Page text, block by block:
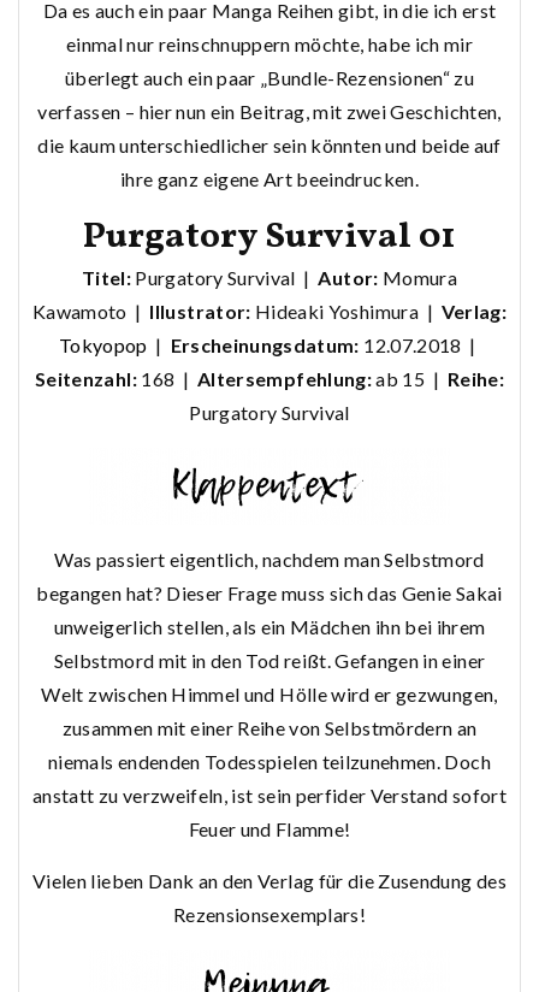
Da es auch ein paar Manga Reihen gibt, in die ich erst
einmal nur reinschnuppern möchte, habe ich mir
überlegt auch ein paar „Bundle-Rezensionen“ zu
verfassen – hier nun ein Beitrag, mit zwei Geschichten,
die kaum unterschiedlicher sein könnten und beide auf
ihre ganz eigene Art beeindrucken.
Purgatory Survival 01
Titel: Purgatory Survival | Autor: Momura
Kawamoto | Illustrator: Hideaki Yoshimura | Verlag:
Tokyopop | Erscheinungsdatum: 12.07.2018 |
Seitenzahl: 168 | Altersempfehlung:ab 15 | Reihe:
Purgatory Survival
Was passiert eigentlich, nachdem man Selbstmord
begangen hat? Dieser Frage muss sich das Genie Sakai
unweigerlich stellen, als ein Mädchen ihn bei ihrem
Selbstmord mit in den Tod reißt. Gefangen in einer
Welt zwischen Himmel und Hölle wird er gezwungen,
zusammen mit einer Reihe von Selbstmördern an
niemals endenden Todesspielen teilzunehmen. Doch
anstatt zu verzweifeln, ist sein perfider Verstand sofort
Feuer und Flamme!
Vielen lieben Dank an den Verlag für die Zusendung des
Rezensionsexemplars!